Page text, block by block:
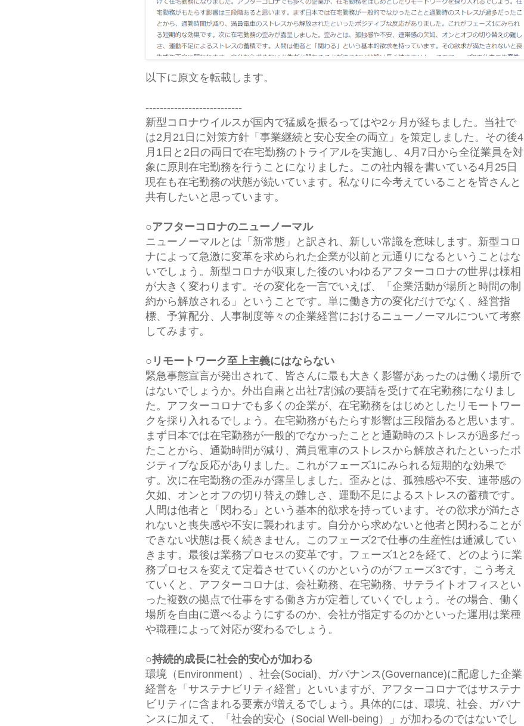
以下に原文を転載します。
---------------------------
新型コロナウイルスが国内で猛威を振るってはや2ヶ月が経ちました。当社で
は2月21日に対策方針「事業継続と安心安全の両立」を策定しました。その後4
月1日と2日の両日で在宅勤務のトライアルを実施し、4月7日から全従業員を対
象に原則在宅勤務を行うことになりました。この社内報を書いている4月25日
現在も在宅勤務の状態が続いています。私なりに今考えていることを皆さんと
共有したいと思っています。
○アフターコロナのニューノーマル
ニューノーマルとは「新常態」と訳され、新しい常識を意味します。新型コロ
ナによって急激に変革を求められた企業が以前と元通りになるということはな
いでしょう。新型コロナが収束した後のいわゆるアフターコロナの世界は様相
が大きく変わります。その変化を一言でいえば、「企業活動が場所と時間の制
約から解放される」ということです。単に働き方の変化だけでなく、経営指
標、予算配分、人事制度等々の企業経営におけるニューノーマルについて考察
してみます。
○リモートワーク至上主義にはならない
緊急事態宣言が発出されて、皆さんに最も大きく影響があったのは働く場所で
はないでしょうか。外出自粛と出社7割減の要請を受けて在宅勤務になりまし
た。アフターコロナでも多くの企業が、在宅勤務をはじめとしたリモートワー
クを採り入れるでしょう。在宅勤務がもたらす影響は三段階あると思います。
まず日本では在宅勤務が一般的でなかったことと通勤時のストレスが過多だっ
たことから、通勤時間が減り、満員電車のストレスから解放されたといったポ
ジティブな反応がありました。これがフェーズ1にみられる短期的な効果で
す。次に在宅勤務の歪みが露呈しました。歪みとは、孤独感や不安、連帯感の
欠如、オンとオフの切り替えの難しさ、運動不足によるストレスの蓄積です。
人間は他者と「関わる」という基本的欲求を持っています。その欲求が満たさ
れないと喪失感や不安に襲われます。自分から求めないと他者と関わることが
できない状態は長く続きません。このフェーズ2で仕事の生産性は逓減してい
きます。最後は業務プロセスの変革です。フェーズ1と2を経て、どのように業
務プロセスを変えて定着させていくのかというのがフェーズ3です。こう考え
ていくと、アフターコロナは、会社勤務、在宅勤務、サテライトオフィスとい
った複数の拠点で仕事をする働き方が定着していくでしょう。その場合、働く
場所を自由に選べるようにするのか、会社が指定するのかといった運用は業種
や職種によって対応が変わるでしょう。
○持続的成長に社会的安心が加わる
環境（Environment）、社会(Social)、ガバナンス(Governance)に配慮した企業
経営を「サステナビリティ経営」といいますが、アフターコロナではサステナ
ビリティに含まれる要素が増えるでしょう。具体的には、環境、社会、ガバナ
ンスに加えて、「社会的安心（Social Well-being）」が加わるのではないでし